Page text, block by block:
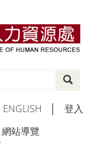
ENGLISH
登入
網站導覽